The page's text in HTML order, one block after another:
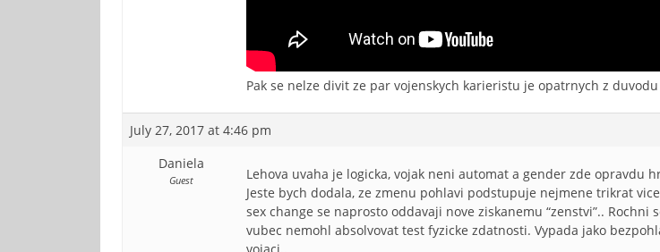
Pak se nelze divit ze par vojenskych karieristu je opatrnych z
July 27, 2017 at 4:46 pm
Daniela
Guest
Lehova uvaha je logicka, vojak neni automat a gender zde opravdu
Jeste bych dodala, ze zmenu pohlavi podstupuje nejmene trikrat
sex change se naprosto oddavaji nove ziskanemu “zenstvi”..
vubec nemohl absolvovat test fyzicke zdatnosti. Vypada jako